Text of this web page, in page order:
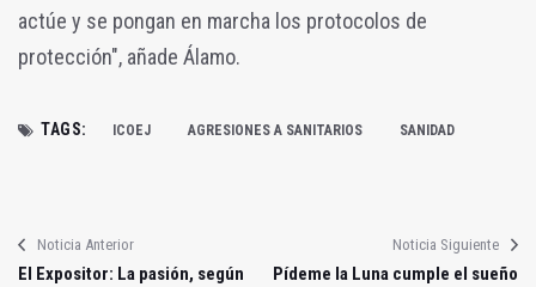
actúe y se pongan en marcha los protocolos de
protección", añade Álamo.
TAGS: ICOEJ AGRESIONES A SANITARIOS SANIDAD
Noticia Anterior
El Expositor: La pasión, según
Noticia Siguiente
Pídeme la Luna cumple el sueño